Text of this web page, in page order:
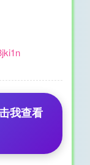
我查看